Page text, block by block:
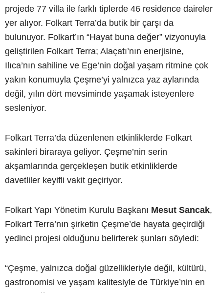
projede 77 villa ile farklı tiplerde 46 residence daireler
yer alıyor. Folkart Terra’da butik bir çarşı da
bulunuyor. Folkart’ın “Hayat buna değer” vizyonuyla
geliştirilen Folkart Terra; Alaçatı’nın enerjisine,
Ilıca’nın sahiline ve Ege’nin doğal yaşam ritmine çok
yakın konumuyla Çeşme’yi yalnızca yaz aylarında
değil, yılın dört mevsiminde yaşamak isteyenlere
sesleniyor.
Folkart Terra’da düzenlenen etkinliklerde Folkart
sakinleri biraraya geliyor. Çeşme’nin serin
akşamlarında gerçekleşen butik etkinliklerde
davetliler keyifli vakit geçiriyor.
Folkart Yapı Yönetim Kurulu Başkanı Mesut Sancak,
Folkart Terra’nın şirketin Çeşme’de hayata geçirdiği
yedinci projesi olduğunu belirterek şunları söyledi:
“Çeşme, yalnızca doğal güzellikleriyle değil, kültürü,
gastronomisi ve yaşam kalitesiyle de Türkiye’nin en